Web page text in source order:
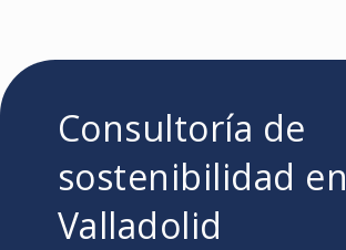
Consultoría de
sostenibilidad en
Valladolid